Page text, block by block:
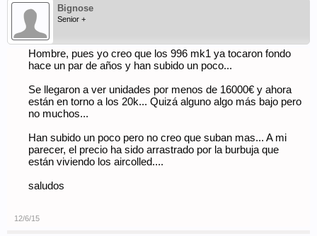
Bignose
Senior +
Hombre, pues yo creo que los 996 mk1 ya tocaron fondo
hace un par de años y han subido un poco...
Se llegaron a ver unidades por menos de 16000€ y ahora
están en torno a los 20k... Quizá alguno algo más bajo pero
no muchos...
Han subido un poco pero no creo que suban mas... A mi
parecer, el precio ha sido arrastrado por la burbuja que
están viviendo los aircolled....
saludos
12/6/15